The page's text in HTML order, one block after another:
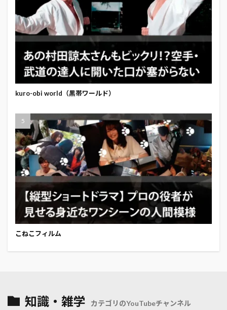
kuro-obi world（黒帯ワールド）
こねこフィルム
知識・雑学 カテゴリのYouTubeチャンネル